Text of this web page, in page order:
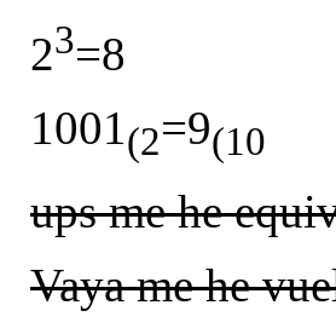
23=8
1001(2=9(10
ups me he
Vaya me he